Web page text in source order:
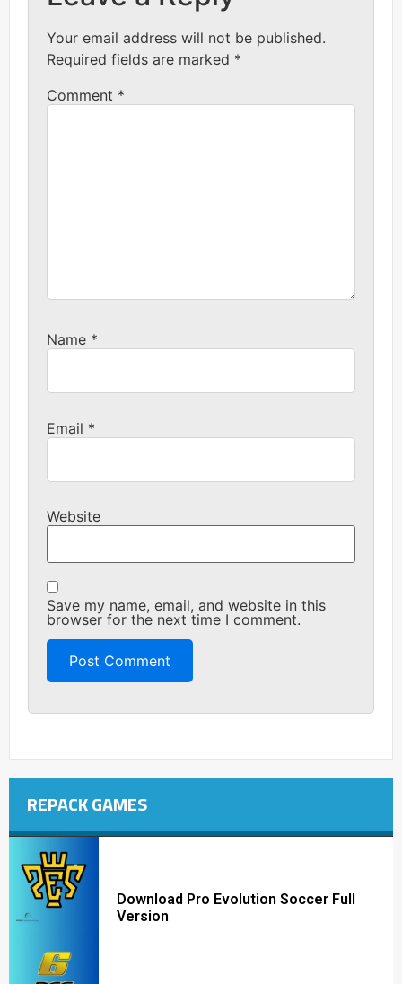
Your email address will not be published.
Required fields are marked *
Comment *
Name *
Email *
Website
Save my name, email, and website in this
browser for the next time I comment.
REPACK GAMES
Download Pro Evolution Soccer Full
Version